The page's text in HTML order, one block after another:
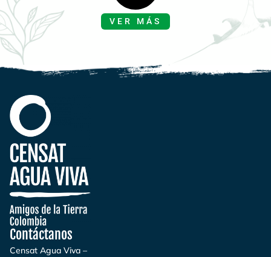
VER MÁS
Contáctanos
Censat Agua Viva –